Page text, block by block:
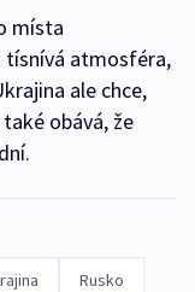
místa
tísnívá atmosféra,
ale chce,
obává, že
Rusko